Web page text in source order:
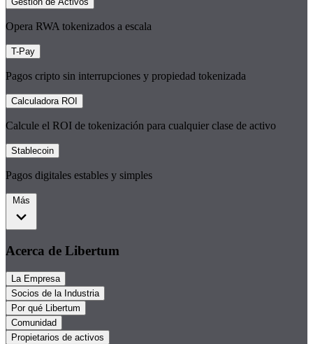
Opera RWA tokenizados a escala
T-Pay
Pagos cripto sin interrupciones y propiedad tokenizada
Calculadora ROI
Calcule el ROI de tokenización para cualquier clase de activo
Stablecoin
Pagos digitales estables y simples
Más
Acerca de Libertum
La Empresa
Socios de la Industria
Por qué Libertum
Comunidad
Propietarios de activos